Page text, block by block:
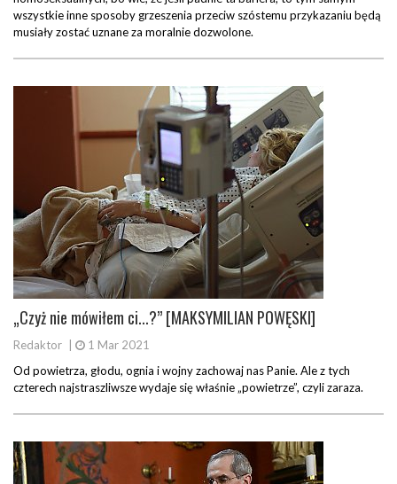
wszystkie inne sposoby grzeszenia przeciw szóstemu przykazaniu będą
musiały zostać uznane za moralnie dozwolone.
„Czyż nie mówiłem ci...?” [MAKSYMILIAN POWĘSKI]
Redaktor
1 Mar 2021
Od powietrza, głodu, ognia i wojny zachowaj nas Panie. Ale z tych
czterech najstraszliwsze wydaje się właśnie „powietrze”, czyli zaraza.